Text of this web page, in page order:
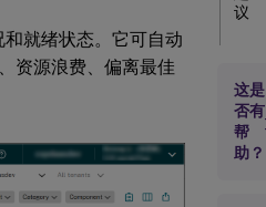
就绪状态。它可自动
资源浪费、偏离最佳
议
选
建
议
这是
否有
帮
助？